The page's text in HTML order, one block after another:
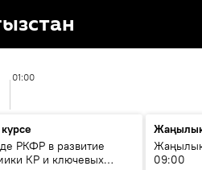
01:00
РКФР в развитие
КР и ключевых
09:00